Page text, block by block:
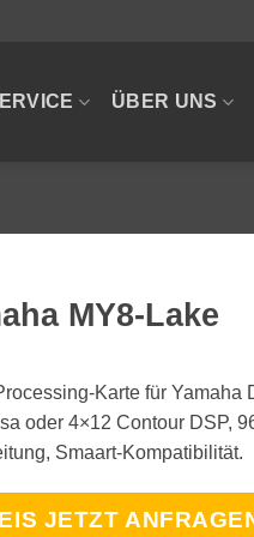
ÜBER UNS
MY8-Lake
Karte für Yamaha
oder 4×12 Contour DSP,
Smaart-Kompatibilität.
JETZT